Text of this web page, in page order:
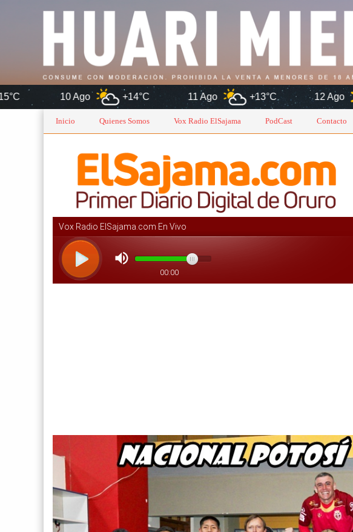
+14°C 11 Ago +13°C 12 Ago +14°C
Inicio Quienes Somos Vox Radio ElSajama PodCast Contacto